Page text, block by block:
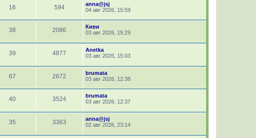
16 594
anna@jsj
04 авг 2026, 15:59
38 2086
Киви
03 авг 2026, 15:29
39 4877
Anetka
03 авг 2026, 15:03
67 2672
brumata
03 авг 2026, 12:38
40 3524
brumata
03 авг 2026, 12:37
35 3363
anna@jsj
02 авг 2026, 23:14